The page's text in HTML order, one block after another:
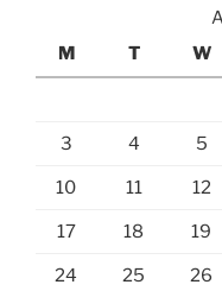
M
T W
3 4 5
10 11 12
17 18 19
24 25 26